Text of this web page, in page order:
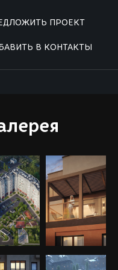
ПРОЕКТ
В КОНТАКТЫ